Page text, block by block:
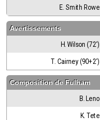
E. Smith Rowe
Avertissements
H. Wilson (72')
T. Cairney (90+2')
Composition de Fulham
B. Leno
K. Tete